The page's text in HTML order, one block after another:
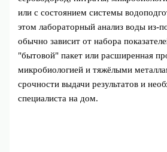
или с состоянием системы
этом лабораторный анализ воды из-
обычно зависит от набора
"бытовой" пакет или расширенная
микробиологией и тяжёлыми
срочности выдачи результатов и
специалиста на дом.